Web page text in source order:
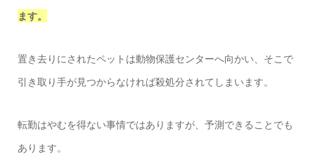
ます。
置き去りにされたペットは動物保護センターへ向かい、そこで
引き取り手が見つからなければ殺処分されてしまいます。
転勤はやむを得ない事情ではありますが、予測できることでも
あります。